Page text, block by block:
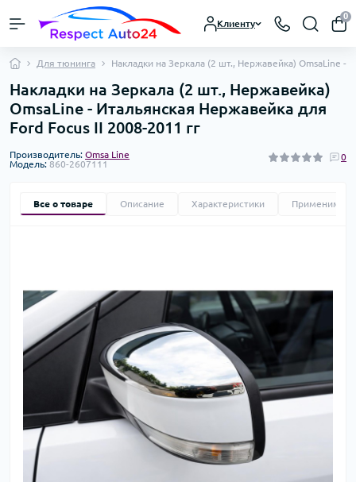
Клиенту
0
Для тюнинга Накладки на Зеркала (2 шт., Нержавейка) OmsaLine -
Накладки на Зеркала (2 шт., Нержавейка)
OmsaLine - Итальянская Нержавейка для
Ford Focus II 2008-2011 гг
Производитель: Omsa Line
Модель: 860-2607111
0
Все о товаре Описание Характеристики